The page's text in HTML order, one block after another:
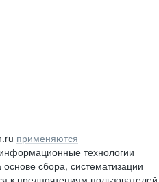
применяются
технологии
сбора, систематизации
к предпочтениям пользователей